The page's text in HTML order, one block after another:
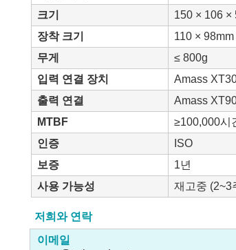
크기
150 × 106 ×
장착 크기
110 ×
무게
≤ 800g
입력 연결 장치
Amass
출력 연결
Amass
MTBF
≥100,000시
인증
ISO
보증
1년
사용 가능성
재고중 (2~3
저희와 연락
이메일